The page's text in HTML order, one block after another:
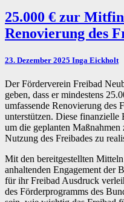
25.000
€
zur
der
des
Freibades
Neubeckum
25.000 € zur
Renovierung des
23. Dezember 2025 Inga Eickholt
Der Förderverein Freibad
geben, dass er mindestens
umfassende Renovierung des
unterstützen. Diese
um die geplanten
Nutzung des Freibades zu
Mit den bereitgestellten
anhaltenden Engagement der
für ihr Freibad Ausdruck
des Förderprogramms des